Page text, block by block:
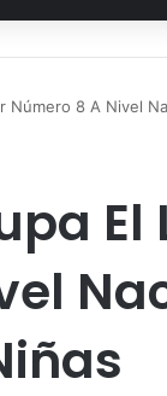
Número 8 A Nivel
El